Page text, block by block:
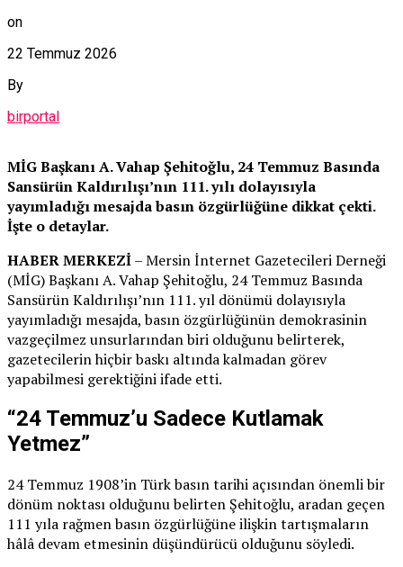
on
22 Temmuz 2026
By
birportal
MİG Başkanı A. Vahap Şehitoğlu, 24 Temmuz Basında
Sansürün Kaldırılışı’nın 111. yılı dolayısıyla
yayımladığı mesajda basın özgürlüğüne dikkat çekti.
İşte o detaylar.
HABER MERKEZİ– Mersin İnternet Gazetecileri Derneği
(MİG) Başkanı A. Vahap Şehitoğlu, 24 Temmuz Basında
Sansürün Kaldırılışı’nın 111. yıl dönümü dolayısıyla
yayımladığı mesajda, basın özgürlüğünün demokrasinin
vazgeçilmez unsurlarından biri olduğunu belirterek,
gazetecilerin hiçbir baskı altında kalmadan görev
yapabilmesi gerektiğini ifade etti.
“24 Temmuz’u Sadece Kutlamak
Yetmez”
24 Temmuz 1908’in Türk basın tarihi açısından önemli bir
dönüm noktası olduğunu belirten Şehitoğlu, aradan geçen
111 yıla rağmen basın özgürlüğüne ilişkin tartışmaların
hâlâ devam etmesinin düşündürücü olduğunu söyledi.